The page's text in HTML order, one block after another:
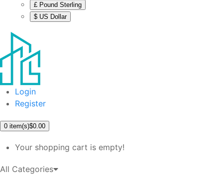
£ Pound Sterling
$ US Dollar
Login
Register
0 item(s)$0.00
Your shopping cart is empty!
All Categories